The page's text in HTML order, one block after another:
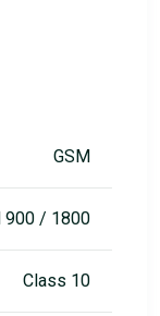
GSM
900 / 1800
Class 10